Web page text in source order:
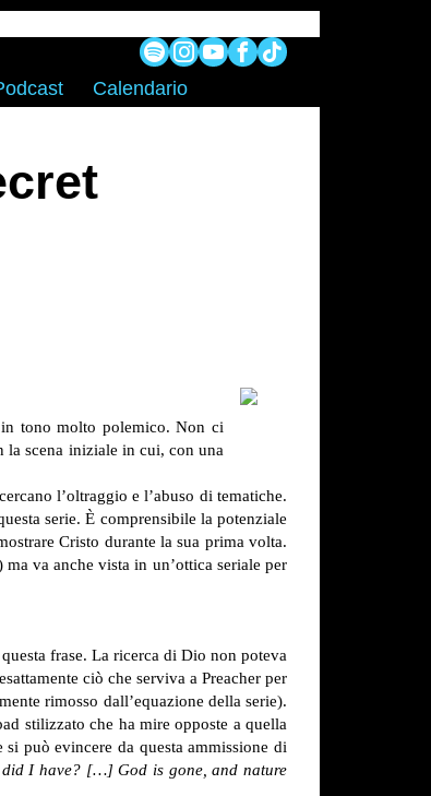
Calendario
tono molto polemico. Non ci
la scena iniziale in cui, con una
l’oltraggio e l’abuso di tematiche.
serie. È comprensibile la potenziale
Cristo durante la sua prima volta.
ma va anche vista in un’ottica seriale per
frase. La ricerca di Dio non poteva
ciò che serviva a Preacher per
rimosso dall’equazione della serie).
stilizzato che ha mire opposte a quella
può evincere da questa ammissione di
did I have? […] God is gone, and nature